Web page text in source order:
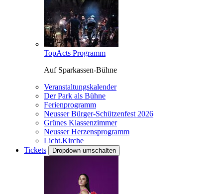
TopActs Programm
Auf Sparkassen-Bühne
Veranstaltungskalender
Der Park als Bühne
Ferienprogramm
Neusser Bürger-Schützenfest 2026
Grünes Klassenzimmer
Neusser Herzensprogramm
Licht.Kirche
Tickets
Dropdown umschalten